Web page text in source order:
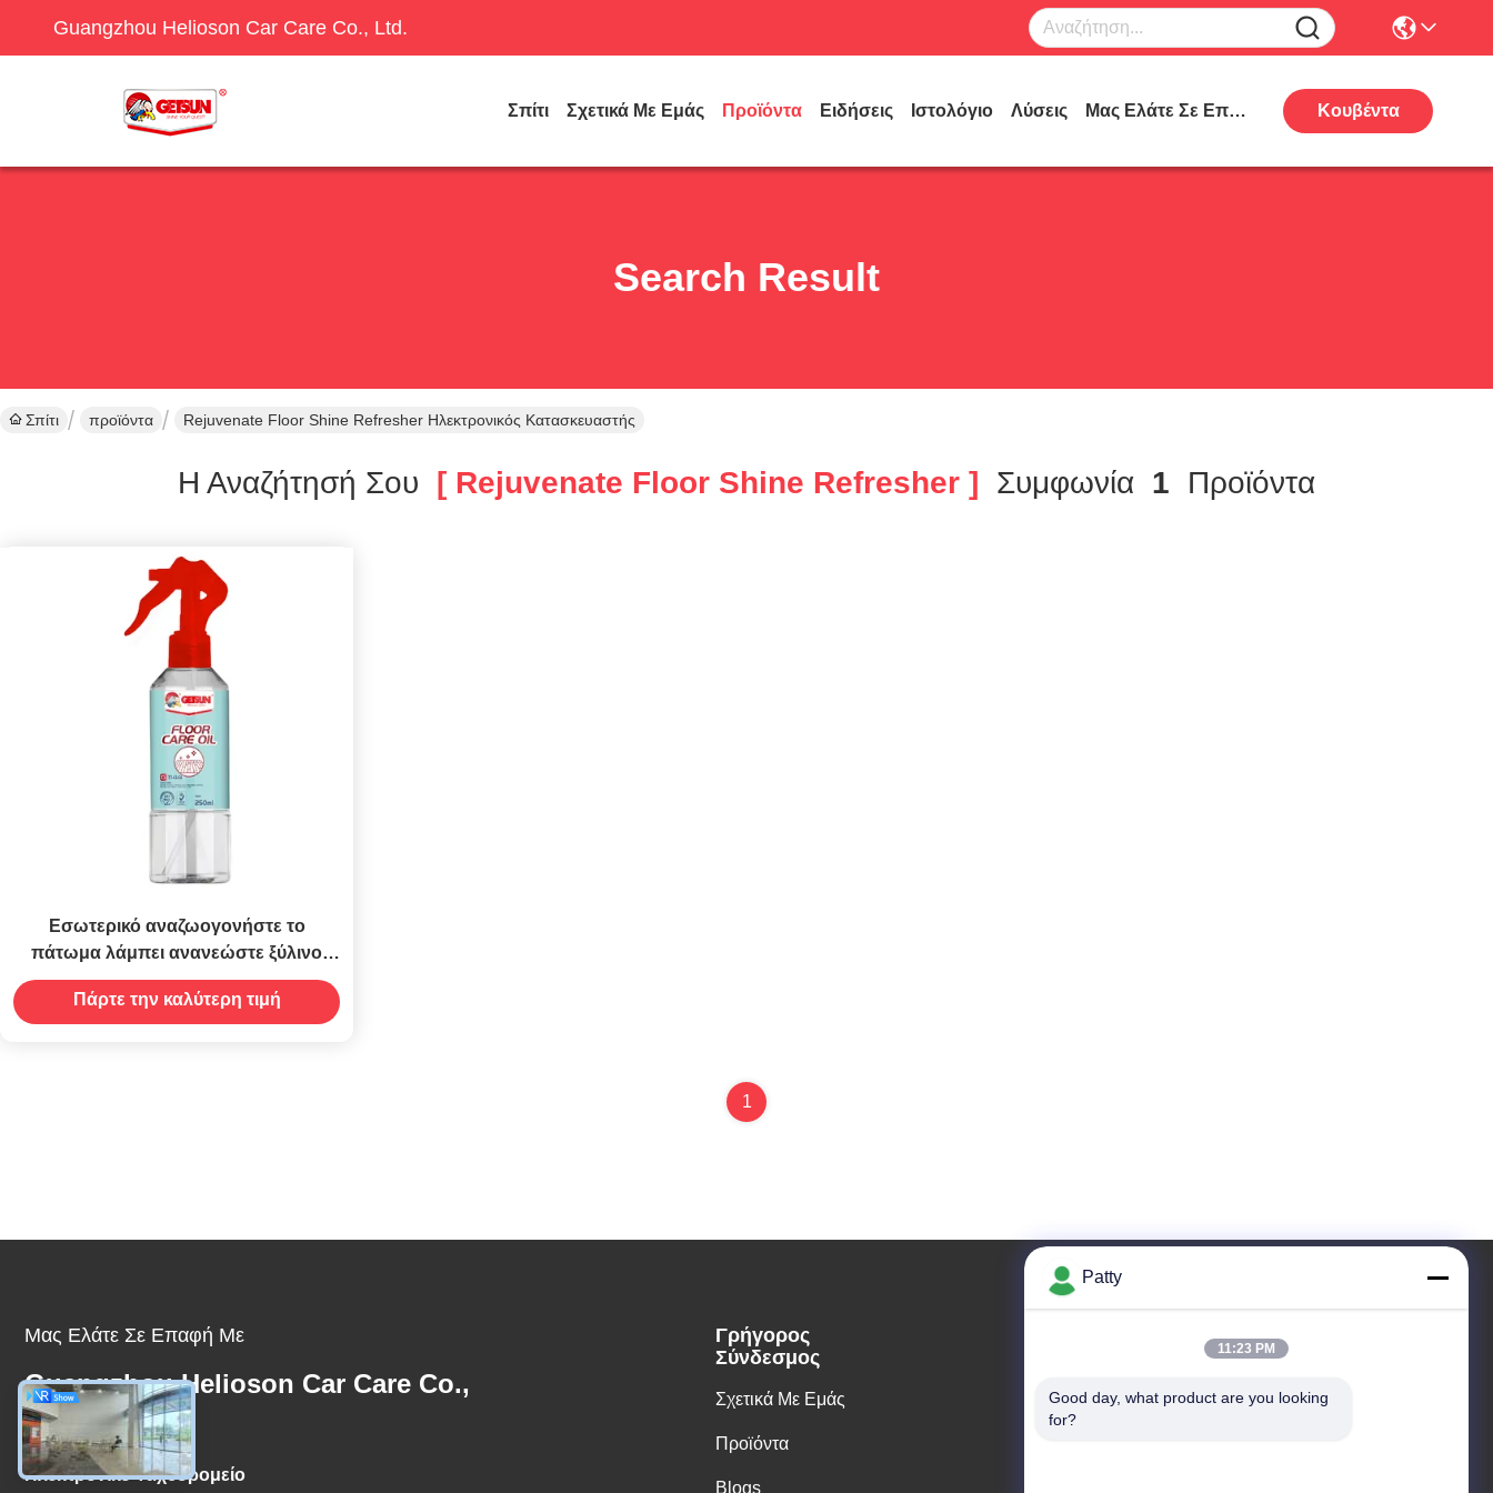
Guangzhou Helioson Car Care Co., Ltd.
Σπίτι Σχετικά Με Εμάς Προϊόντα Ειδήσεις Ιστολόγιο Λύσεις Μας Ελάτε Σε Επαφή Με Κουβέντα
Search Result
Σπίτι προϊόντα Rejuvenate Floor Shine Refresher Ηλεκτρονικός Κατασκευαστής
Η Αναζήτησή Σου [ Rejuvenate Floor Shine Refresher ] Συμφωνία 1 Προϊόντα
Εσωτερικό αναζωογονήστε το
πάτωμα λάμπει ανανεώστε ξύλινο
κατάστρωμα αποκαταστήσετε το
ψεκαστικό προστατευτικό λάδι
Πάρτε την καλύτερη τιμή
1
Μας Ελάτε Σε Επαφή Με
Guangzhou Helioson Car Care Co.,
Ltd.
Ηλεκτρονικό Ταχυδρομείο
Γρήγορος
Σύνδεσμος
Σχετικά Με Εμάς
Προϊόντα
Blogs
Δωμάτιο 1801-1803, Κτίριο Α3, Κεντρική Πλατεία Της
Patty
11:23 PM
Good day, what product are you looking
for?